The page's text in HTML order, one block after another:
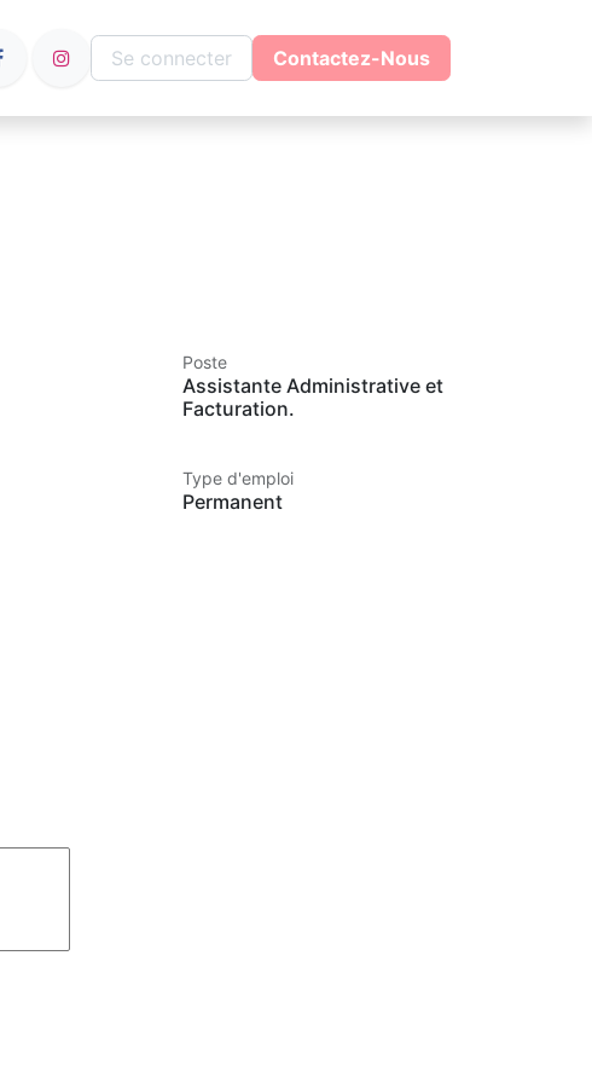
Se connecter Contactez-Nous
Poste
Assistante Administrative et
Facturation.
Type d'emploi
Permanent